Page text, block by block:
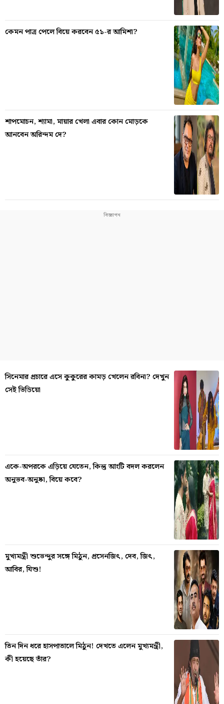
কেমন পাত্র পেলে বিয়ে করবেন ৫১-র আমিশা?
শাপমোচন, শ্যামা, মায়ার খেলা এবার কোন মোড়কে
আনবেন অরিন্দম দে?
সিনেমার প্রচারে এসে কুকুরের কামড় খেলেন রবিনা? দেখুন
সেই ভিডিয়ো
একে-অপরকে এড়িয়ে যেতেন, কিন্তু আংটি বদল করলেন
অনুভব-অনুষ্কা, বিয়ে কবে?
মুখ্যমন্ত্রী শুভেন্দুর সঙ্গে মিঠুন, প্রসেনজিৎ, দেব, জিৎ,
আবির, যিশু!
তিন দিন ধরে হাসপাতালে মিঠুন! দেখতে এলেন মুখ্যমন্ত্রী,
কী হয়েছে তাঁর?